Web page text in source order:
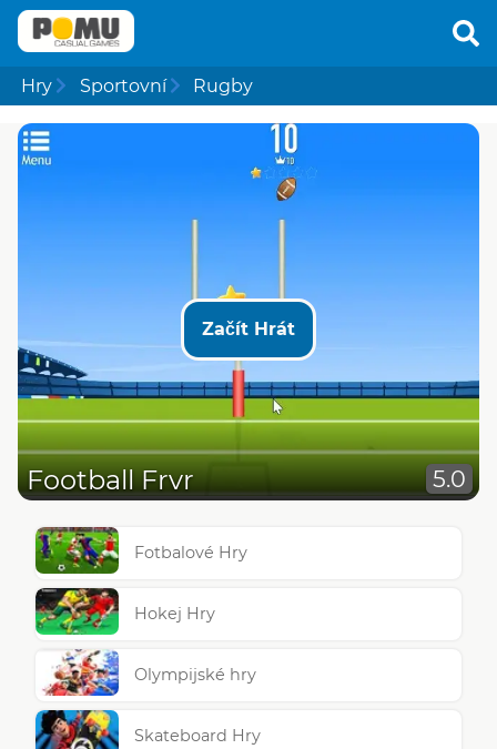
Hry Sportovní Rugby
Začít Hrát
Football Frvr 5.0
Fotbalové Hry
Hokej Hry
Olympijské hry
Skateboard Hry